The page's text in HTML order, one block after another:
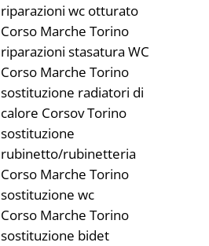
riparazioni wc otturato
Corso Marche Torino
riparazioni stasatura WC
Corso Marche Torino
sostituzione radiatori di
calore Corsov Torino
sostituzione
rubinetto/rubinetteria
Corso Marche Torino
sostituzione wc
Corso Marche Torino
sostituzione bidet